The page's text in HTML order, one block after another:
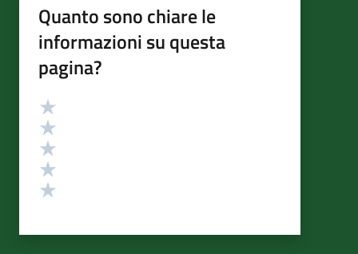
Quanto sono chiare le
informazioni su questa
pagina?
Valutazione